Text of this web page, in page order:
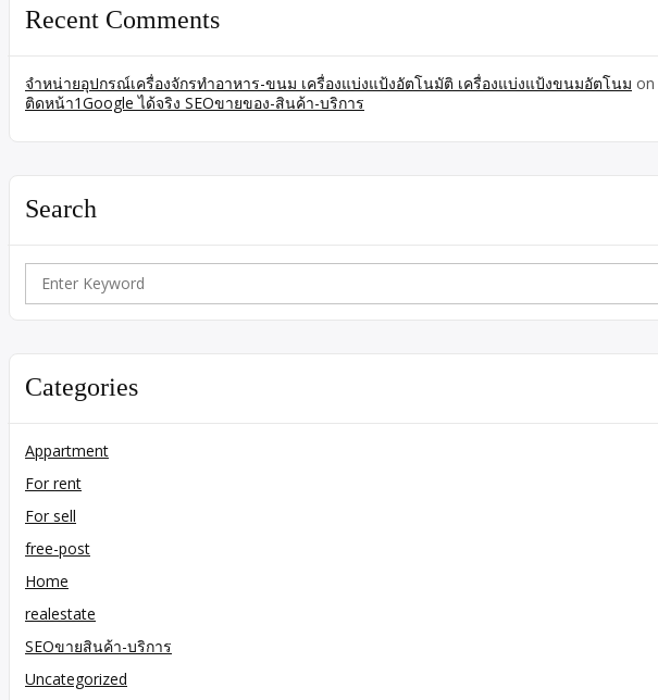
Recent Comments
จำหน่ายอุปกรณ์เครื่องจักรทำอาหาร-ขนม เครื่องแบ่งแป้งอัตโนมัติ เครื่องแบ่งแป้งขนมอัตโนม on
ติดหน้า1Google ได้จริง SEOขายของ-สินค้า-บริการ
Search
Search
Categories
Appartment
For rent
For sell
free-post
Home
realestate
SEOขายสินค้า-บริการ
Uncategorized